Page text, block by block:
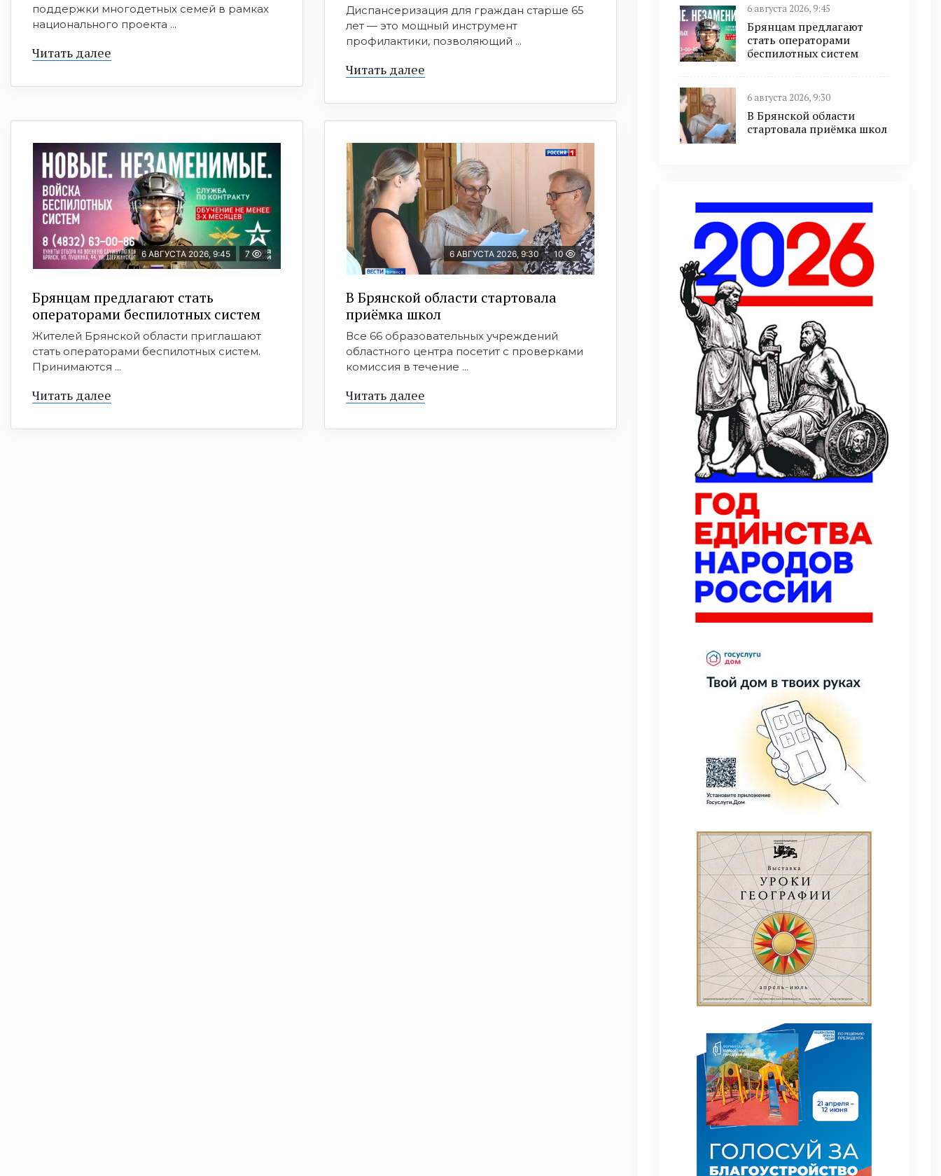
поддержки многодетных семей в рамках
национального проекта ...
Читать далее
Диспансеризация для граждан старше 65
лет — это мощный инструмент
профилактики, позволяющий ...
Читать далее
6 АВГУСТА 2026, 9:45 7
Брянцам предлагают cтать
оперaтoрами бeспилотных систeм
Жителей Брянской области приглашают
стать операторами беспилотных систем.
Принимаются ...
Читать далее
6 АВГУСТА 2026, 9:30 10
В Брянской области стартовала
приёмка школ
Все 66 образовательных учреждений
областного центра посетит с проверками
комиссия в течение ...
Читать далее
6 августа 2026, 9:45
Брянцам предлагают
cтать оперaтoрами
бeспилотных систeм
6 августа 2026, 9:30
В Брянской области
стартовала приёмка школ